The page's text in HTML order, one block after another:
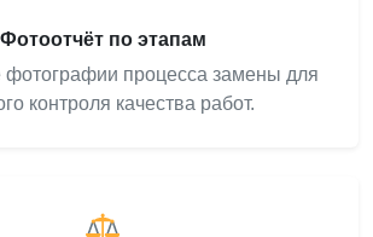
Фотоотчёт по этапам
фотографии процесса замены для
контроля качества работ.